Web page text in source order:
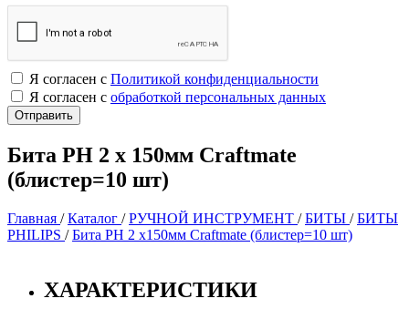
Я согласен с Политикой конфиденциальности
Я согласен с обработкой персональных данных
Бита PH 2 х 150мм Craftmate
(блистер=10 шт)
Главная /Каталог /РУЧНОЙ ИНСТРУМЕНТ /БИТЫ /БИТЫ
PHILIPS /Бита PH 2 х150мм Craftmate (блистер=10 шт)
ХАРАКТЕРИСТИКИ